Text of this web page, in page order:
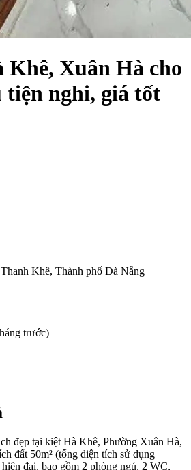
Khê, Xuân Hà cho
tiện nghi, giá tốt
Khê, Thành phố Đà Nẵng
trước)
đẹp tại kiệt Hà Khê, Phường Xuân Hà,
đất 50m² (tổng diện tích sử dụng
đại, bao gồm 2 phòng ngủ, 2 WC,